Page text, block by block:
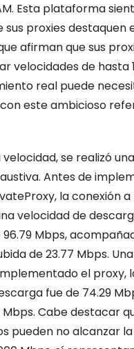
Esta plataforma
sus proxies destaquen
afirman que sus
velocidades de hasta
real puede
este ambicioso
se realizó una
Antes de
la conexión
velocidad de
Mbps,
de 23.77 Mbps.
el proxy,
fue de 74.29
Mbps. Cabe destacar
pueden no alcanzar